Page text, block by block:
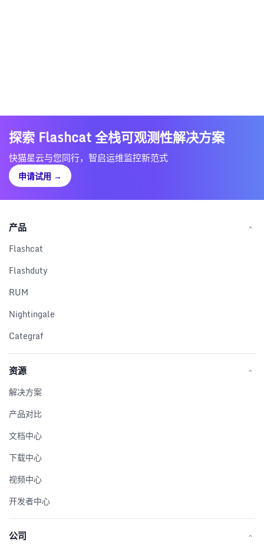
探索 Flashcat 全栈可观测性解决方案
快猫星云与您同行，智启运维监控新范式
申请试用 →
产品
Flashcat
Flashduty
RUM
Nightingale
Categraf
资源
解决方案
产品对比
文档中心
下载中心
视频中心
开发者中心
公司